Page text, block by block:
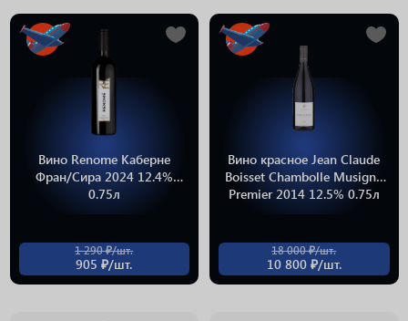
Вино Renome Каберне
Фран/Сира 2024 12.4%
0.75л
1 290 ₽/шт.
905 ₽/шт.
Вино красное Jean Claude
Boisset Chambolle Musigny
Premier 2014 12.5% 0.75л
18 000 ₽/шт.
10 800 ₽/шт.